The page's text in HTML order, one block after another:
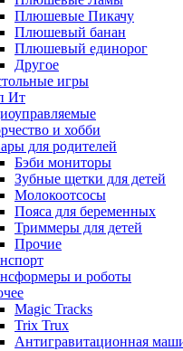
Плюшевые Пикачу
Плюшевый банан
Плюшевый единорог
Другое
игры
Ит
и хобби
для родителей
Бэби мониторы
Зубные щетки для детей
Молокоотсосы
Пояса для беременных
Триммеры для детей
Прочие
и роботы
Magic Tracks
Trix Trux
Антигравитационная